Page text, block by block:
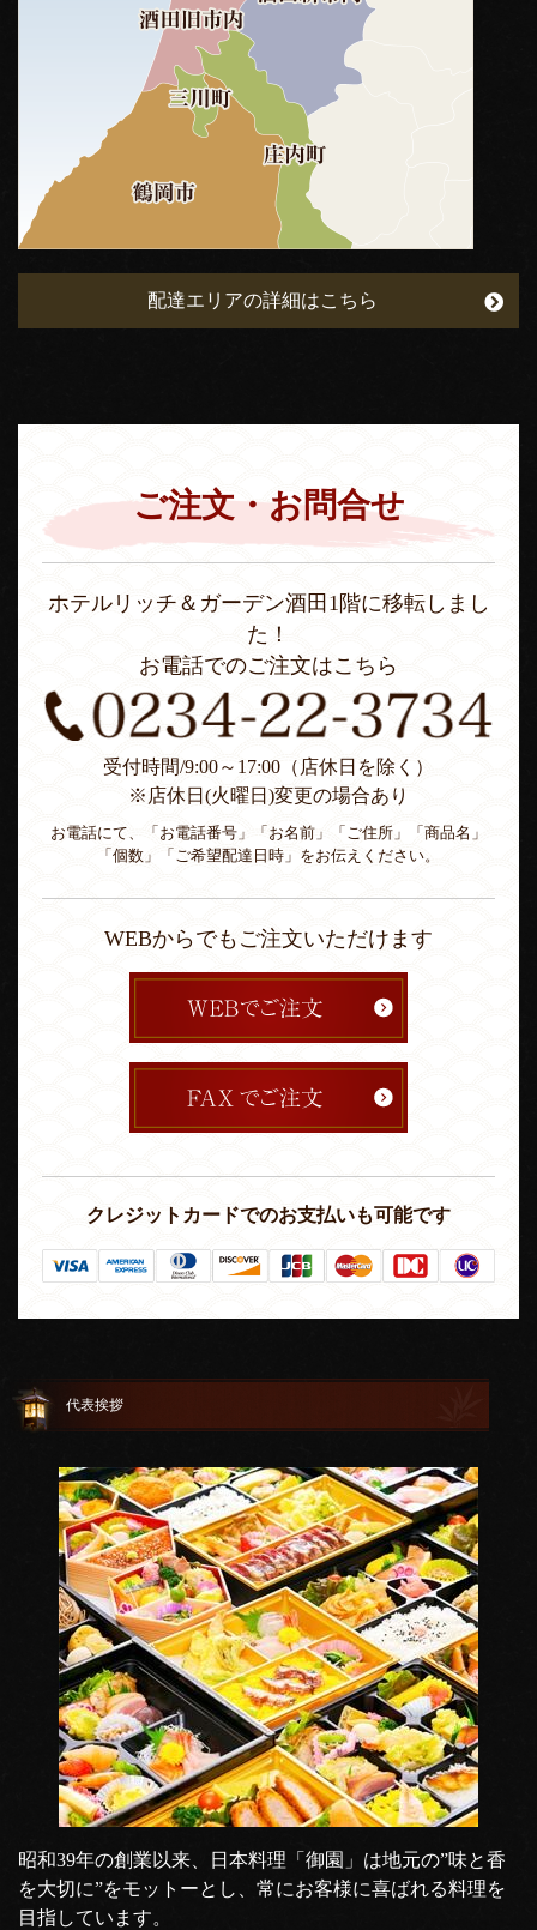
配達エリアの詳細はこちら
ご注文・お問合せ
ホテルリッチ＆ガーデン酒田1階に移転しまし
た！
お電話でのご注文はこちら
受付時間/9:00～17:00（店休日を除く）
※店休日(火曜日)変更の場合あり
お電話にて、「お電話番号」「お名前」「ご住所」「商品名」
「個数」「ご希望配達日時」をお伝えください。
WEBからでもご注文いただけます
クレジットカードでのお支払いも可能です
代表挨拶
昭和39年の創業以来、日本料理「御園」は地元の”味と香
を大切に”をモットーとし、常にお客様に喜ばれる料理を
目指しています。